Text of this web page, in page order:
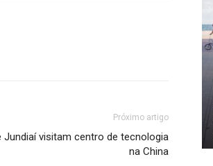
Próximo artigo
Jundiaí visitam centro de tecnologia
na China